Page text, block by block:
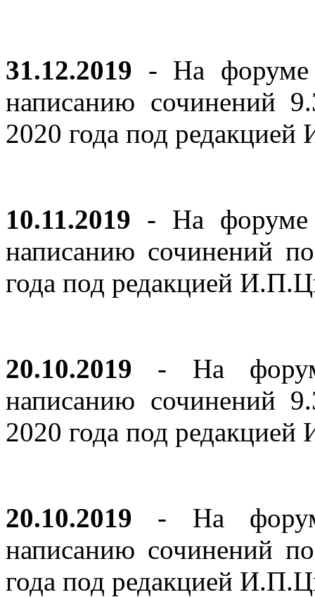
31.12.2019 - На форуме
написанию сочинений
2020 года под
10.11.2019 - На форуме
написанию сочинений
года под редакцией
20.10.2019 - На
написанию сочинений
2020 года под
20.10.2019 - На
написанию сочинений
года под редакцией